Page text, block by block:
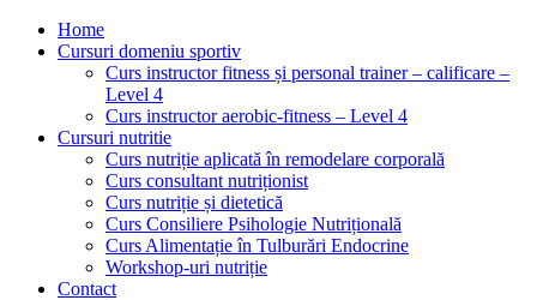
Home
Cursuri domeniu sportiv
Curs instructor fitness și personal trainer – calificare –
Level 4
Curs instructor aerobic-fitness – Level 4
Cursuri nutritie
Curs nutriție aplicată în remodelare corporală
Curs consultant nutriționist
Curs nutriție și dietetică
Curs Consiliere Psihologie Nutrițională
Curs Alimentație în Tulburări Endocrine
Workshop-uri nutriție
Contact